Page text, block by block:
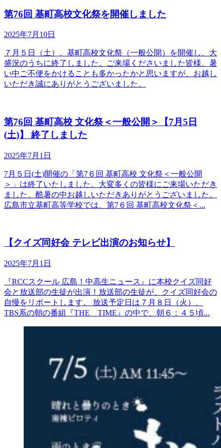
第76回 基町高校文化祭を開催しました
2025年7月10日
７月５日（土）、基町高校文化祭（一般公開）を開催し、大
盛況のうちに終了しました。ご来場くださいました皆様、暑
い中ご不便をかけることも多かったかと思いますが、お越し
いただき誠にありがとうございました。
第76回 基町高校 文化祭＜一般公開＞【7月5日
(土)】 終了しました
2025年7月1日
7月５日(土)開催の「第7６回 基町高校 文化祭＜一般公開
＞」は終了いたしました。大変多くの皆様にご来場いただき
ました。酷暑の中お越しいただきありがとうございました。
広島市立基町高等学校では、第7６回 基町高校文化祭＜...
【クイズ同好会 テレビ出演のお知らせ】
2025年7月1日
『RCCスクール 広島！中高生ニュース』に本校クイズ同好
会と放送部の生徒が出演！放送部の生徒が、クイズ同好会の
自慢をリポートします。 放送予定日は７月８日（火）、
TBS系の朝の番組『THE TIME』の中で、朝６：４５頃...